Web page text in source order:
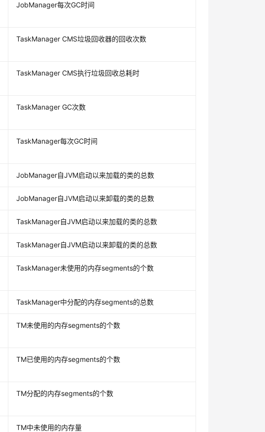
JobManager每次GC时间
TaskManager CMS垃圾回收器的回收次数
TaskManager CMS执行垃圾回收总耗时
TaskManager GC次数
TaskManager每次GC时间
JobManager自JVM启动以来加载的类的总数
JobManager自JVM启动以来卸载的类的总数
TaskManager自JVM启动以来加载的类的总数
TaskManager自JVM启动以来卸载的类的总数
TaskManager未使用的内存segments的个数
TaskManager中分配的内存segments的总数
TM未使用的内存segments的个数
TM已使用的内存segments的个数
TM分配的内存segments的个数
TM中未使用的内存量